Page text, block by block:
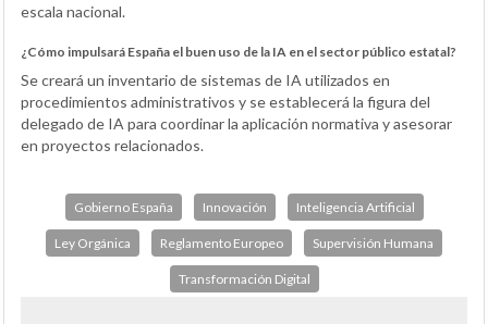
escala nacional.
¿Cómo impulsará España el buen uso de la IA en el sector público estatal?
Se creará un inventario de sistemas de IA utilizados en
procedimientos administrativos y se establecerá la figura del
delegado de IA para coordinar la aplicación normativa y asesorar
en proyectos relacionados.
Gobierno España Innovación Inteligencia Artificial
Ley Orgánica Reglamento Europeo Supervisión Humana
Transformación Digital